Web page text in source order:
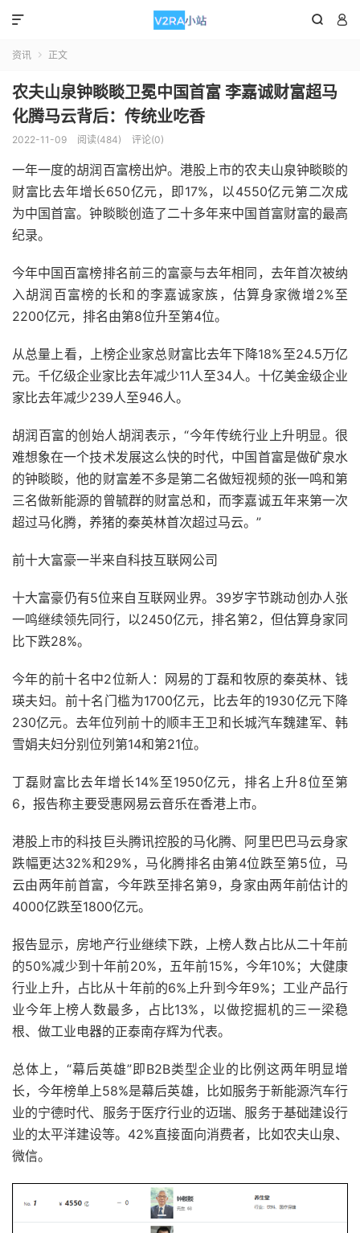
 

资讯  正文
农夫山泉钟睒睒卫冕中国首富 李嘉诚财富超马
化腾马云背后：传统业吃香
2022-11-09 阅读(484) 评论(0)
一年一度的胡润百富榜出炉。港股上市的农夫山泉钟睒睒的
财富比去年增长650亿元，即17%，以4550亿元第二次成
为中国首富。钟睒睒创造了二十多年来中国首富财富的最高
纪录。
今年中国百富榜排名前三的富豪与去年相同，去年首次被纳
入胡润百富榜的长和的李嘉诚家族，估算身家微增2%至
2200亿元，排名由第8位升至第4位。
从总量上看，上榜企业家总财富比去年下降18%至24.5万亿
元。千亿级企业家比去年减少11人至34人。十亿美金级企业
家比去年减少239人至946人。
胡润百富的创始人胡润表示，“今年传统行业上升明显。很
难想象在一个技术发展这么快的时代，中国首富是做矿泉水
的钟睒睒，他的财富差不多是第二名做短视频的张一鸣和第
三名做新能源的曾毓群的财富总和，而李嘉诚五年来第一次
超过马化腾，养猪的秦英林首次超过马云。”
前十大富豪一半来自科技互联网公司
十大富豪仍有5位来自互联网业界。39岁字节跳动创办人张
一鸣继续领先同行，以2450亿元，排名第2，但估算身家同
比下跌28%。
今年的前十名中2位新人：网易的丁磊和牧原的秦英林、钱
瑛夫妇。前十名门槛为1700亿元，比去年的1930亿元下降
230亿元。去年位列前十的顺丰王卫和长城汽车魏建军、韩
雪娟夫妇分别位列第14和第21位。
丁磊财富比去年增长14%至1950亿元，排名上升8位至第
6，报告称主要受惠网易云音乐在香港上市。
港股上市的科技巨头腾讯控股的马化腾、阿里巴巴马云身家
跌幅更达32%和29%，马化腾排名由第4位跌至第5位，马
云由两年前首富，今年跌至排名第9，身家由两年前估计的
4000亿跌至1800亿元。
报告显示，房地产行业继续下跌，上榜人数占比从二十年前
的50%减少到十年前20%，五年前15%，今年10%；大健康
行业上升，占比从十年前的6%上升到今年9%；工业产品行
业今年上榜人数最多，占比13%，以做挖掘机的三一梁稳
根、做工业电器的正泰南存辉为代表。
总体上，“幕后英雄”即B2B类型企业的比例这两年明显增
长，今年榜单上58%是幕后英雄，比如服务于新能源汽车行
业的宁德时代、服务于医疗行业的迈瑞、服务于基础建设行
业的太平洋建设等。42%直接面向消费者，比如农夫山泉、
微信。